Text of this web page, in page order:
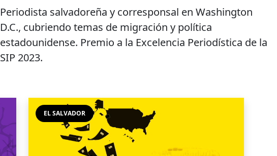
Periodista salvadoreña y corresponsal en Washington
D.C., cubriendo temas de migración y política
estadounidense. Premio a la Excelencia Periodística de la
SIP 2023.
EL SALVADOR